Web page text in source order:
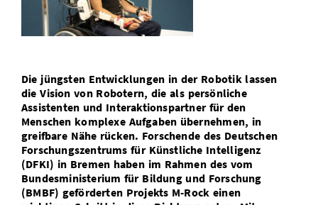
Vom Studium in den Beruf
Study Scheduler
Bibliothek
Start-ups
IT-Themenabend
Ranking
Preise, Auszeichnungen und Förderungen
SIC Merchandise
SIC Podcast
Anfahrt
Termine, Vorträge und Veranstaltungen
Alumni
Die jüngsten Entwicklungen in der Robotik lassen
die Vision von Robotern, die als persönliche
Assistenten und Interaktionspartner für den
Menschen komplexe Aufgaben übernehmen, in
greifbare Nähe rücken. Forschende des Deutschen
Forschungszentrums für Künstliche Intelligenz
(DFKI) in Bremen haben im Rahmen des vom
Bundesministerium für Bildung und Forschung
(BMBF) geförderten Projekts M-Rock einen